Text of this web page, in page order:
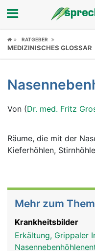
Fokus
Symptome
Untersuchungen
News
RATGEBER
MEDIZINISCHES GLOSSAR
Von (Dr. med. Fritz
Räume, die mit der
Kieferhöhlen,
Mehr zum
Krankheitsbilder
Erkältung, Grippaler